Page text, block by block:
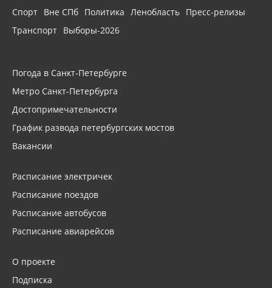
Спорт Вне СПб Политика Ленобласть Пресс-релизы
Транспорт Выборы-2026
Погода в Санкт-Петербурге
Метро Санкт-Петербурга
Достопримечательности
График развода петербургских мостов
Вакансии
Расписание электричек
Расписание поездов
Расписание автобусов
Расписание авиарейсов
О проекте
Подписка